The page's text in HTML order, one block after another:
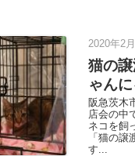
2020年2
猫の
ゃん
阪急茨木
店会の中
ネコを飼
「猫の
す...